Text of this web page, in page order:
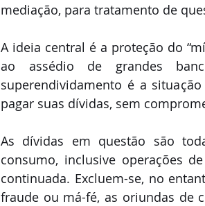
mediação, para tratamento de
A ideia central é a proteção do
ao assédio de grandes
superendividamento é a
pagar suas dívidas, sem
As dívidas em questão são
consumo, inclusive operações
continuada. Excluem-se, no
fraude ou má-fé, as oriundas de